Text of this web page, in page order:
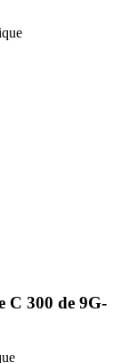
C 300 de 9G-